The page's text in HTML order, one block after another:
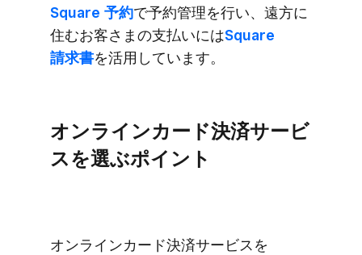
Square 予約で​予約管理を​行い、​遠方に​
住む​お客さまの​支払いには​Square
請求書を​活用しています。
オンラインカード決済サービ
スを​選ぶポイント
オンラインカード決済サービスを​